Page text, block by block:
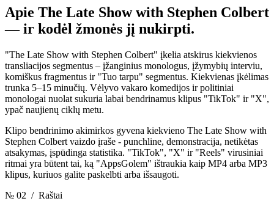
Apie The Late Show with Stephen Colbert
—ir kodėl žmonės jį nukirpti.
"The Late Show with Stephen Colbert" įkelia atskirus kiekvienos
transliacijos segmentus – įžanginius monologus, įžymybių interviu,
komiškus fragmentus ir "Tuo tarpu" segmentus. Kiekvienas įkėlimas
trunka 5–15 minučių. Vėlyvo vakaro komedijos ir politiniai
monologai nuolat sukuria labai bendrinamus klipus "TikTok" ir "X",
ypač naujienų ciklų metu.
Klipo bendrinimo akimirkos gyvena kiekvieno The Late Show with
Stephen Colbert vaizdo įraše - punchline, demonstracija, netikėtas
atsakymas, įspūdinga statistika. "TikTok", "X" ir "Reels" virusiniai
ritmai yra būtent tai, ką "AppsGolem" ištraukia kaip MP4 arba MP3
klipus, kuriuos galite paskelbti arba išsaugoti.
№ 02 / Raštai